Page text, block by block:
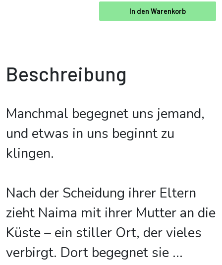
In den Warenkorb
Beschreibung
Manchmal begegnet uns jemand,
und etwas in uns beginnt zu
klingen.
Nach der Scheidung ihrer Eltern
zieht Naima mit ihrer Mutter an die
Küste – ein stiller Ort, der vieles
verbirgt. Dort begegnet sie ...